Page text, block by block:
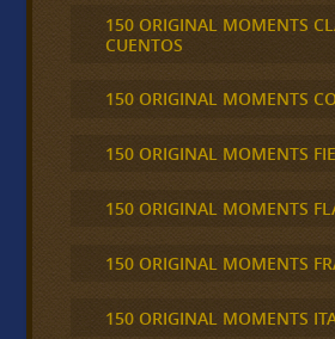
150 ORIGINAL MOMENTS
CUENTOS
150 ORIGINAL MOMENTS
150 ORIGINAL MOMENTS
150 ORIGINAL MOMENTS
150 ORIGINAL MOMENTS
150 ORIGINAL MOMENTS